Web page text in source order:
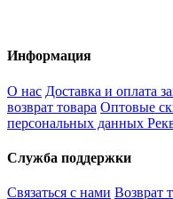
Информация
О нас Доставка и оплата
возврат товара Оптовые
персональных данных
Служба поддержки
Связаться с нами Возврат